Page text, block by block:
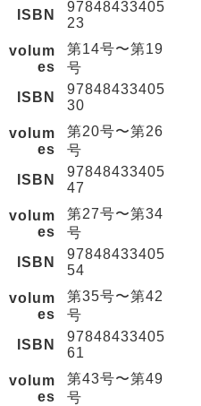
ISBN
97848433405
23
volum
es
第14号〜第19
号
ISBN
97848433405
30
volum
es
第20号〜第26
号
ISBN
97848433405
47
volum
es
第27号〜第34
号
ISBN
97848433405
54
volum
es
第35号〜第42
号
ISBN
97848433405
61
volum
es
第43号〜第49
号